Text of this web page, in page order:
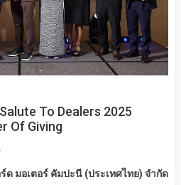
To Dealers 2025
Of Giving
ด มอเตอร์ คัมปะนี (ประเทศไทย) จำกัด